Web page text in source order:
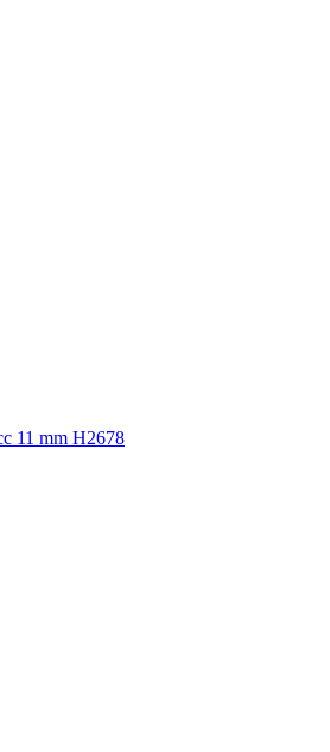
11 mm Н2678